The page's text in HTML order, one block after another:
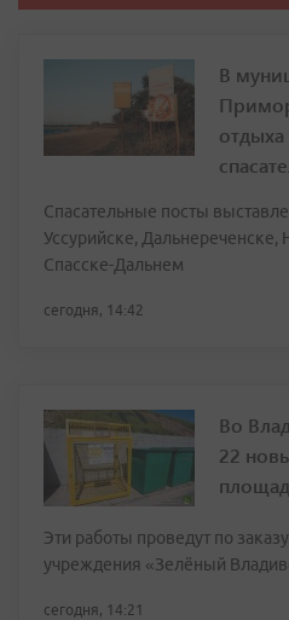
В
Спасательные посты
Уссурийске, Дальнереченске,
Спасске-Дальнем
сегодня, 14:42
Во
22
Эти работы проведут по
учреждения «Зелёный
сегодня, 14:21